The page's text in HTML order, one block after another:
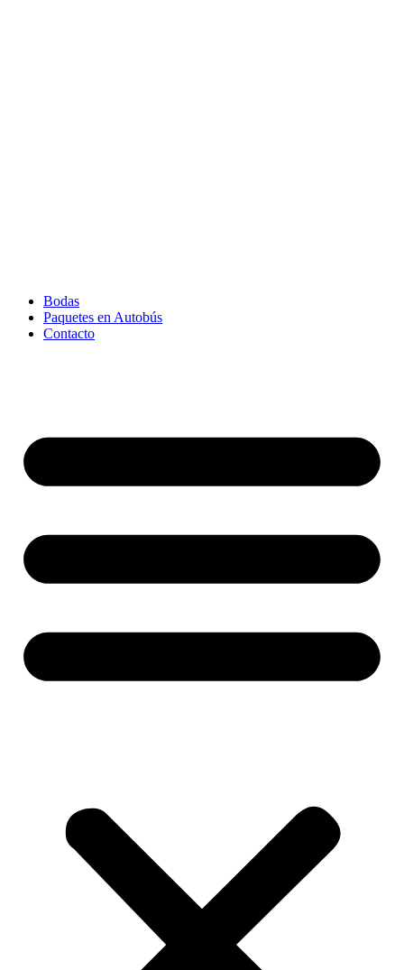
Bodas
Paquetes en Autobús
Contacto